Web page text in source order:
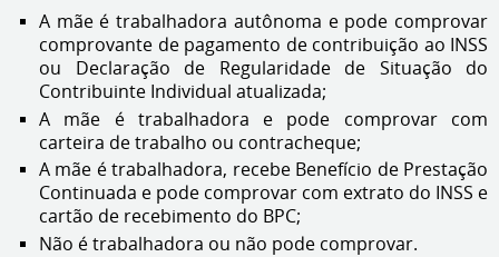
A mãe é trabalhadora autônoma e pode comprovar
comprovante de pagamento de contribuição ao INSS
ou Declaração de Regularidade de Situação do
Contribuinte Individual atualizada;
A mãe é trabalhadora e pode comprovar com
carteira de trabalho ou contracheque;
A mãe é trabalhadora, recebe Benefício de Prestação
Continuada e pode comprovar com extrato do INSS e
cartão de recebimento do BPC;
Não é trabalhadora ou não pode comprovar.